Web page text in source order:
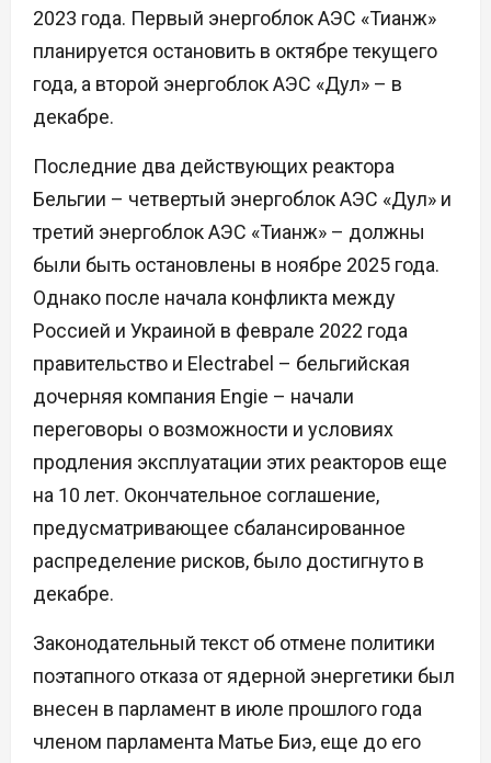
2023 года. Первый энергоблок АЭС «Тианж»
планируется остановить в октябре текущего
года, а второй энергоблок АЭС «Дул» – в
декабре.
Последние два действующих реактора
Бельгии – четвертый энергоблок АЭС «Дул» и
третий энергоблок АЭС «Тианж» – должны
были быть остановлены в ноябре 2025 года.
Однако после начала конфликта между
Россией и Украиной в феврале 2022 года
правительство и Electrabel – бельгийская
дочерняя компания Engie – начали
переговоры о возможности и условиях
продления эксплуатации этих реакторов еще
на 10 лет. Окончательное соглашение,
предусматривающее сбалансированное
распределение рисков, было достигнуто в
декабре.
Законодательный текст об отмене политики
поэтапного отказа от ядерной энергетики был
внесен в парламент в июле прошлого года
членом парламента Матье Биэ, еще до его